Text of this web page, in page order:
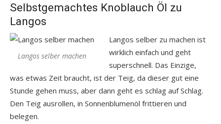
Selbstgemachtes Knoblauch Öl zu
Langos
Langos selber machen
Langos selber zu machen ist
wirklich einfach und geht
superschnell. Das Einzige,
was etwas Zeit braucht, ist der Teig, da dieser gut eine
Stunde gehen muss, aber dann geht es schlag auf Schlag.
Den Teig ausrollen, in Sonnenblumenöl frittieren und
belegen.